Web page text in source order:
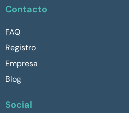
Contacto
FAQ
Registro
Empresa
Blog
Social